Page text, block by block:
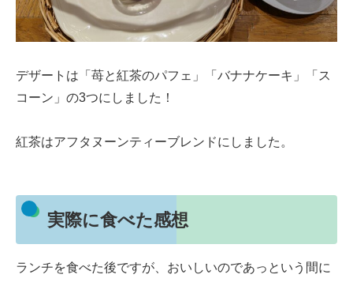
デザートは「苺と紅茶のパフェ」「バナナケーキ」「ス
コーン」の3つにしました！
紅茶はアフタヌーンティーブレンドにしました。
実際に食べた感想
ランチを食べた後ですが、おいしいのであっという間に